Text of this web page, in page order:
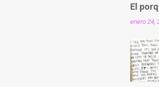
El
enero 24,